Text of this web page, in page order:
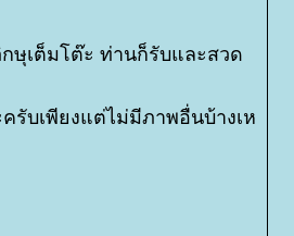
ษุเต็มโต๊ะ ท่านก็รับและสวด
รับเพียงแต่ไม่มีภาพอื่นบ้างเห